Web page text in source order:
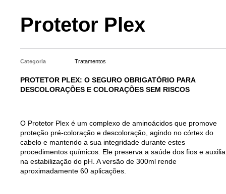
Protetor Plex
Categoria Tratamentos
PROTETOR PLEX: O SEGURO OBRIGATÓRIO PARA
DESCOLORAÇÕES E COLORAÇÕES SEM RISCOS
O Protetor Plex é um complexo de aminoácidos que promove
proteção pré-coloração e descoloração, agindo no córtex do
cabelo e mantendo a sua integridade durante estes
procedimentos químicos. Ele preserva a saúde dos fios e auxilia
na estabilização do pH. A versão de 300ml rende
aproximadamente 60 aplicações.